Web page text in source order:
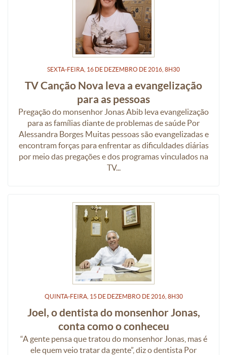
SEXTA-FEIRA, 16 DE DEZEMBRO DE 2016, 8H30
TV Canção Nova leva a evangelização
para as pessoas
Pregação do monsenhor Jonas Abib leva evangelização
para as famílias diante de problemas de saúde Por
Alessandra Borges Muitas pessoas são evangelizadas e
encontram forças para enfrentar as dificuldades diárias
por meio das pregações e dos programas vinculados na
TV...
QUINTA-FEIRA, 15 DEDEZEMBRO DE2016, 8H30
Joel, o dentista do monsenhor Jonas,
conta como o conheceu
“A gente pensa que tratou do monsenhor Jonas, mas é
ele quem veio tratar da gente”, diz o dentista Por